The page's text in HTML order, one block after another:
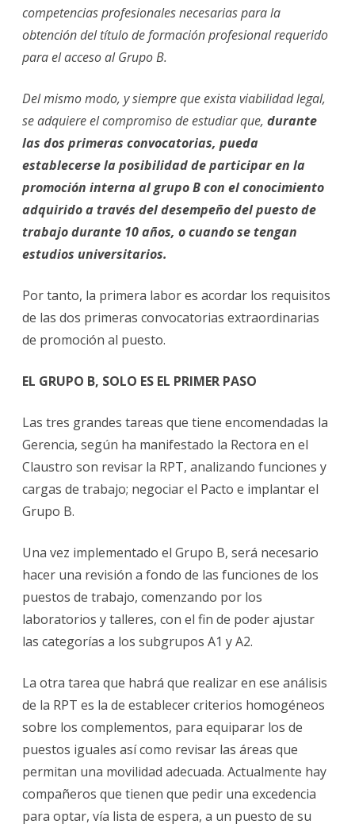
competencias profesionales necesarias para la
obtención del título de formación profesional requerido
para el acceso al Grupo B.
Del mismo modo, y siempre que exista viabilidad legal,
se adquiere el compromiso de estudiar que, durante
las dos primeras convocatorias, pueda
establecerse la posibilidad de participar en la
promoción interna al grupo B con el conocimiento
adquirido a través del desempeño del puesto de
trabajo durante 10 años, o cuando se tengan
estudios universitarios.
Por tanto, la primera labor es acordar los requisitos
de las dos primeras convocatorias extraordinarias
de promoción al puesto.
EL GRUPO B, SOLO ES EL PRIMER PASO
Las tres grandes tareas que tiene encomendadas la
Gerencia, según ha manifestado la Rectora en el
Claustro son revisar la RPT, analizando funciones y
cargas de trabajo; negociar el Pacto e implantar el
Grupo B.
Una vez implementado el Grupo B, será necesario
hacer una revisión a fondo de las funciones de los
puestos de trabajo, comenzando por los
laboratorios y talleres, con el fin de poder ajustar
las categorías a los subgrupos A1 y A2.
La otra tarea que habrá que realizar en ese análisis
de la RPT es la de establecer criterios homogéneos
sobre los complementos, para equiparar los de
puestos iguales así como revisar las áreas que
permitan una movilidad adecuada. Actualmente hay
compañeros que tienen que pedir una excedencia
para optar, vía lista de espera, a un puesto de su